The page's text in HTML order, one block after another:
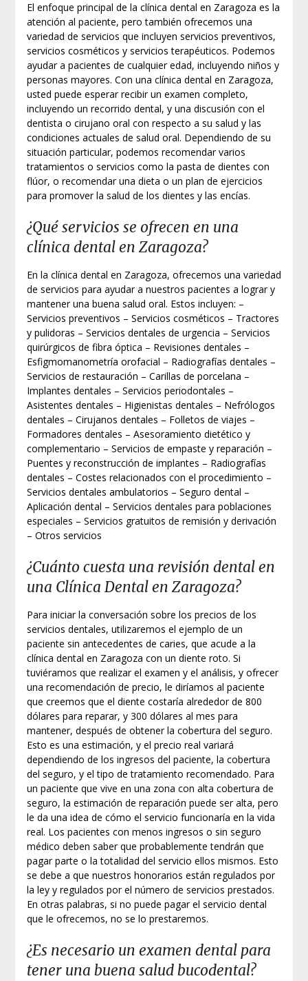
El enfoque principal de la clínica dental en Zaragoza es la
atención al paciente, pero también ofrecemos una
variedad de servicios que incluyen servicios preventivos,
servicios cosméticos y servicios terapéuticos. Podemos
ayudar a pacientes de cualquier edad, incluyendo niños y
personas mayores. Con una clínica dental en Zaragoza,
usted puede esperar recibir un examen completo,
incluyendo un recorrido dental, y una discusión con el
dentista o cirujano oral con respecto a su salud y las
condiciones actuales de salud oral. Dependiendo de su
situación particular, podemos recomendar varios
tratamientos o servicios como la pasta de dientes con
flúor, o recomendar una dieta o un plan de ejercicios
para promover la salud de los dientes y las encías.
¿Qué servicios se ofrecen en una
clínica dental en Zaragoza?
En la clínica dental en Zaragoza, ofrecemos una variedad
de servicios para ayudar a nuestros pacientes a lograr y
mantener una buena salud oral. Estos incluyen: –
Servicios preventivos – Servicios cosméticos – Tractores
y pulidoras – Servicios dentales de urgencia – Servicios
quirúrgicos de fibra óptica – Revisiones dentales –
Esfigmomanometría orofacial – Radiografías dentales –
Servicios de restauración – Carillas de porcelana –
Implantes dentales – Servicios periodontales –
Asistentes dentales – Higienistas dentales – Nefrólogos
dentales – Cirujanos dentales – Folletos de viajes –
Formadores dentales – Asesoramiento dietético y
complementario – Servicios de empaste y reparación –
Puentes y reconstrucción de implantes – Radiografías
dentales – Costes relacionados con el procedimiento –
Servicios dentales ambulatorios – Seguro dental –
Aplicación dental – Servicios dentales para poblaciones
especiales – Servicios gratuitos de remisión y derivación
– Otros servicios
¿Cuánto cuesta una revisión dental en
una Clínica Dental en Zaragoza?
Para iniciar la conversación sobre los precios de los
servicios dentales, utilizaremos el ejemplo de un
paciente sin antecedentes de caries, que acude a la
clínica dental en Zaragoza con un diente roto. Si
tuviéramos que realizar el examen y el análisis, y ofrecer
una recomendación de precio, le diríamos al paciente
que creemos que el diente costaría alrededor de 800
dólares para reparar, y 300 dólares al mes para
mantener, después de obtener la cobertura del seguro.
Esto es una estimación, y el precio real variará
dependiendo de los ingresos del paciente, la cobertura
del seguro, y el tipo de tratamiento recomendado. Para
un paciente que vive en una zona con alta cobertura de
seguro, la estimación de reparación puede ser alta, pero
le da una idea de cómo el servicio funcionaría en la vida
real. Los pacientes con menos ingresos o sin seguro
médico deben saber que probablemente tendrán que
pagar parte o la totalidad del servicio ellos mismos. Esto
se debe a que nuestros honorarios están regulados por
la ley y regulados por el número de servicios prestados.
En otras palabras, si no puede pagar el servicio dental
que le ofrecemos, no se lo prestaremos.
¿Es necesario un examen dental para
tener una buena salud bucodental?